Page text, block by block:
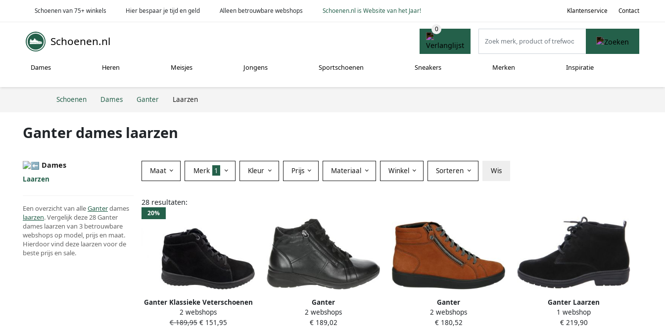
Schoenen van 75+ winkels Hier bespaar je tijd en geld Alleen betrouwbare webshops Schoenen.nl is Website van het Jaar! Klantenservice Contact
Schoenen.nl
Dames Heren Meisjes Jongens Sportschoenen Sneakers Merken Inspiratie
Schoenen Dames Ganter Laarzen
Ganter dames laarzen
Dames
Laarzen
Een overzicht van alleGanterdames
laarzen. Vergelijk deze 28 Ganter
dames laarzen van 3 betrouwbare
webshops op model, prijs en maat.
Hierdoor vind deze laarzen voor de
beste prijs en sale.
Maat Merk 1 Kleur Prijs Materiaal Winkel Sorteren Wis
28 resultaten:
20%
Ganter Klassieke Veterschoenen
voor Volwassenen
2 webshops
€ 189,95€ 151,95
Ganter
208081~~~~~~~~~~~~~~~~~~~~~~~~
Hoge
2 webshops
€ 189,02
Ganter
203472~~~~~~~~~~~~~~~~~~~~~~~~
Hoge
2 webshops
€ 180,52
Ganter Laarzen
1 webshop
€ 219,90